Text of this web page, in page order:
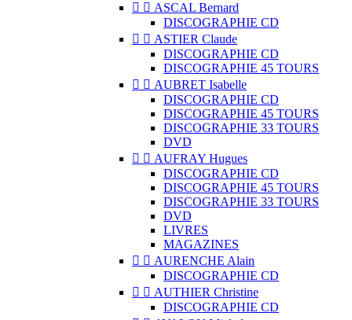
  ASCAL Bernard
DISCOGRAPHIE CD
  ASTIER Claude
DISCOGRAPHIE CD
DISCOGRAPHIE 45 TOURS
  AUBRET Isabelle
DISCOGRAPHIE CD
DISCOGRAPHIE 45 TOURS
DISCOGRAPHIE 33 TOURS
DVD
  AUFRAY Hugues
DISCOGRAPHIE CD
DISCOGRAPHIE 45 TOURS
DISCOGRAPHIE 33 TOURS
DVD
LIVRES
MAGAZINES
  AURENCHE Alain
DISCOGRAPHIE CD
  AUTHIER Christine
DISCOGRAPHIE CD